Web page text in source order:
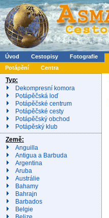
Úvod Cestopisy Fotografie
Potápění
Centra
Typ:
Dekompresní komora
Potápěčská loď
Potápěčské centrum
Potápěčské cesty
Potápěčský obchod
Potápěský klub
Země:
Anguilla
Antigua a Barbuda
Argentina
Aruba
Austrálie
Bahamy
Bahrajn
Barbados
Belgie